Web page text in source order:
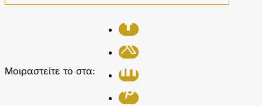
Μοιραστείτε το στα: